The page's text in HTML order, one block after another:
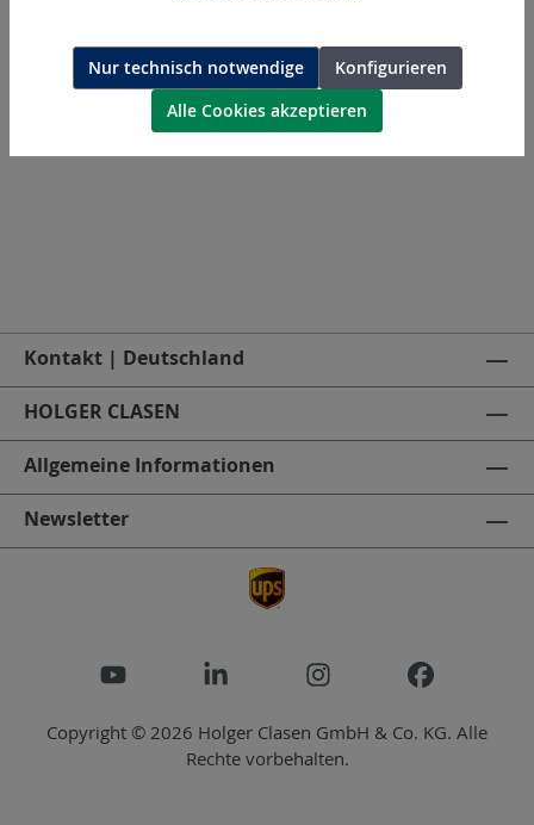
DIA60-G
Kontakt | Deutschland
HOLGER CLASEN
Allgemeine Informationen
Newsletter
Copyright © 2026 Holger Clasen GmbH & Co. KG. Alle
Rechte vorbehalten.
Nur technisch notwendige
Konfigurieren
Alle Cookies akzeptieren